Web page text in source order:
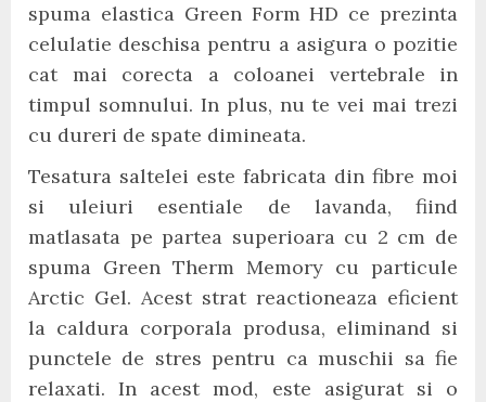
spuma elastica Green Form HD ce prezinta
celulatie deschisa pentru a asigura o pozitie
cat mai corecta a coloanei vertebrale in
timpul somnului. In plus, nu te vei mai trezi
cu dureri de spate dimineata.
Tesatura saltelei este fabricata din fibre moi
si uleiuri esentiale de lavanda, fiind
matlasata pe partea superioara cu 2 cm de
spuma Green Therm Memory cu particule
Arctic Gel. Acest strat reactioneaza eficient
la caldura corporala produsa, eliminand si
punctele de stres pentru ca muschii sa fie
relaxati. In acest mod, este asigurat si o